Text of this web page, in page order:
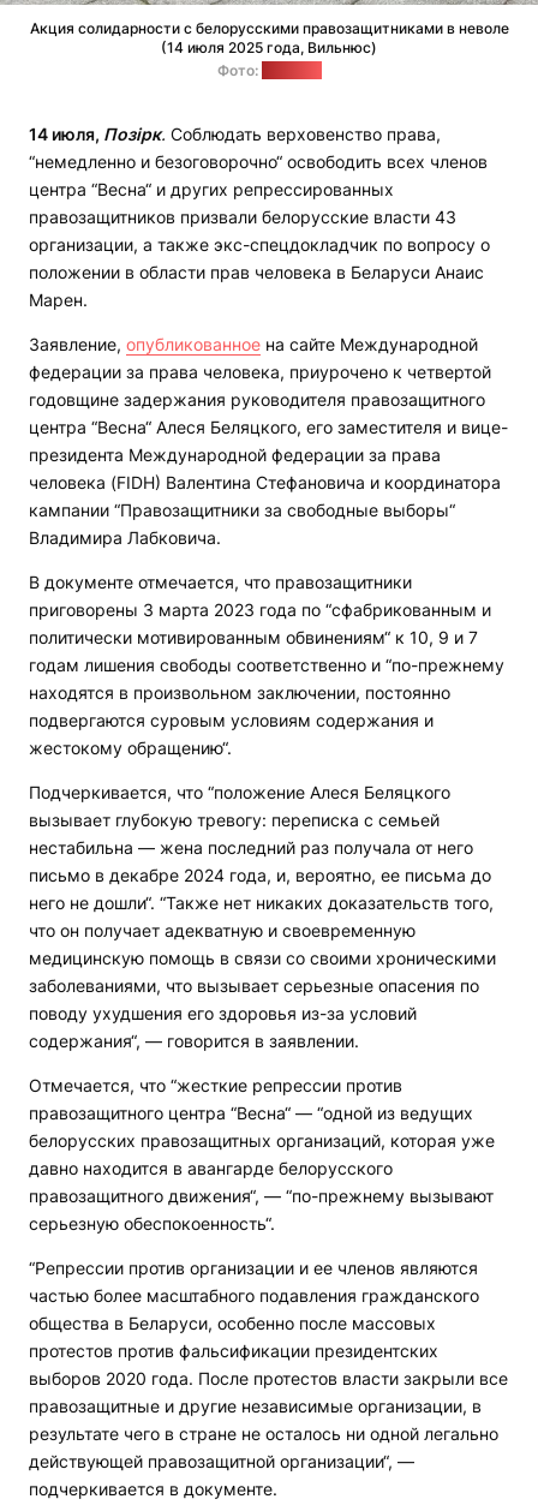
Акция солидарности с белорусскими правозащитниками в неволе
(14 июля 2025 года, Вильнюс)
Фото:
14 июля, Позірк. Соблюдать верховенство права,
“немедленно и безоговорочно“ освободить всех членов
центра “Весна“ и других репрессированных
правозащитников призвали белорусские власти 43
организации, а также экс-спецдокладчик по вопросу о
положении в области прав человека в Беларуси Анаис
Марен.
Заявление, опубликованное на сайте Международной
федерации за права человека, приурочено к четвертой
годовщине задержания руководителя правозащитного
центра “Весна“ Алеся Беляцкого, его заместителя и вице-
президента Международной федерации за права
человека (FIDH) Валентина Стефановича и координатора
кампании “Правозащитники за свободные выборы“
Владимира Лабковича.
В документе отмечается, что правозащитники
приговорены 3 марта 2023 года по “сфабрикованным и
политически мотивированным обвинениям“ к 10, 9 и 7
годам лишения свободы соответственно и “по-прежнему
находятся в произвольном заключении, постоянно
подвергаются суровым условиям содержания и
жестокому обращению“.
Подчеркивается, что “положение Алеся Беляцкого
вызывает глубокую тревогу: переписка с семьей
нестабильна — жена последний раз получала от него
письмо в декабре 2024 года, и, вероятно, ее письма до
него не дошли“. “Также нет никаких доказательств того,
что он получает адекватную и своевременную
медицинскую помощь в связи со своими хроническими
заболеваниями, что вызывает серьезные опасения по
поводу ухудшения его здоровья из-за условий
содержания“, — говорится в заявлении.
Отмечается, что “жесткие репрессии против
правозащитного центра “Весна“ — “одной из ведущих
белорусских правозащитных организаций, которая уже
давно находится в авангарде белорусского
правозащитного движения“, — “по-прежнему вызывают
серьезную обеспокоенность“.
“Репрессии против организации и ее членов являются
частью более масштабного подавления гражданского
общества в Беларуси, особенно после массовых
протестов против фальсификации президентских
выборов 2020 года. После протестов власти закрыли все
правозащитные и другие независимые организации, в
результате чего в стране не осталось ни одной легально
действующей правозащитной организации“, —
подчеркивается в документе.